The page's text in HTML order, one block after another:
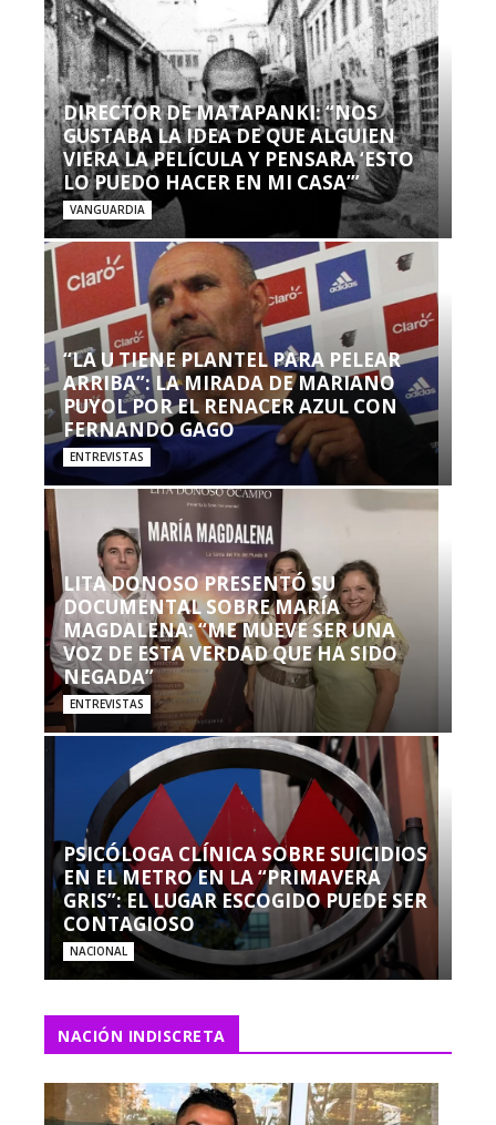
DIRECTOR DE MATAPANKI: “NOS
GUSTABA LA IDEA DE QUE ALGUIEN
VIERA LA PELÍCULA Y PENSARA ‘ESTO
LO PUEDO HACER EN MI CASA’”
VANGUARDIA
“LA U TIENE PLANTEL PARA PELEAR
ARRIBA”: LA MIRADA DE MARIANO
PUYOL POR EL RENACER AZUL CON
FERNANDO GAGO
ENTREVISTAS
LITA DONOSO PRESENTÓ SU
DOCUMENTAL SOBRE MARÍA
MAGDALENA: “ME MUEVE SER UNA
VOZ DE ESTA VERDAD QUE HA SIDO
NEGADA”
ENTREVISTAS
PSICÓLOGA CLÍNICA SOBRE SUICIDIOS
EN EL METRO EN LA “PRIMAVERA
GRIS”: EL LUGAR ESCOGIDO PUEDE SER
CONTAGIOSO
NACIONAL
NACIÓN INDISCRETA